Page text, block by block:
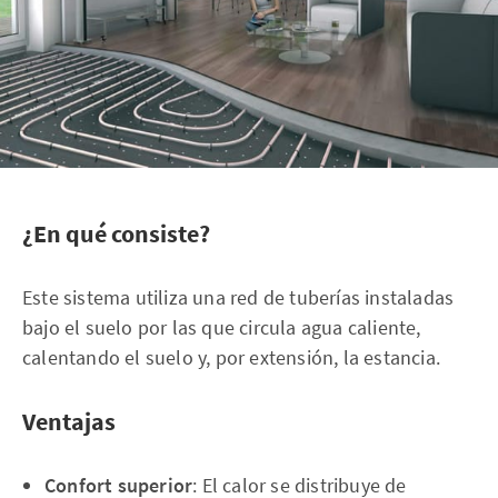
¿En qué consiste?
Este sistema utiliza una red de tuberías instaladas
bajo el suelo por las que circula agua caliente,
calentando el suelo y, por extensión, la estancia.
Ventajas
Confort superior: El calor se distribuye de